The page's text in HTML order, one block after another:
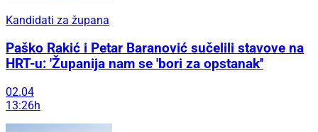
Kandidati za župana
Paško Rakić i Petar Baranović sučelili stavove na
HRT-u: 'Županija nam se 'bori za opstanak''
02.04
13:26h